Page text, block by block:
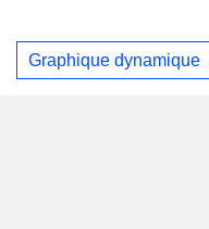
Graphique dynamique